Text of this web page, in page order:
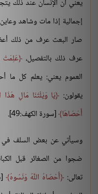
يعني أن الإنسان عند ذلك
إجمالية إذا مات وشاهد
صار البعث عرف من ذلك
عرف ذلك بالتفصيل،
العموم يعني: يعلم كل ما
يقولون:
يَا وَيْلَتَنَا مَالِ هَذَا
أَحْصَاهَا [سورة الكهف:49].
وسيأتي عن بعض السلف في
ضجوا من الصغائر قبل
تعالى: أَحْصَاهُ اللَّهُ وَنَسُوهُ